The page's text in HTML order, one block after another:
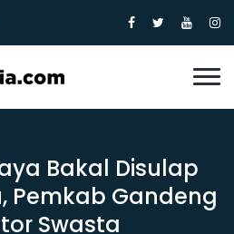
Bakal Disulap
Pemkab Gandeng
Swasta